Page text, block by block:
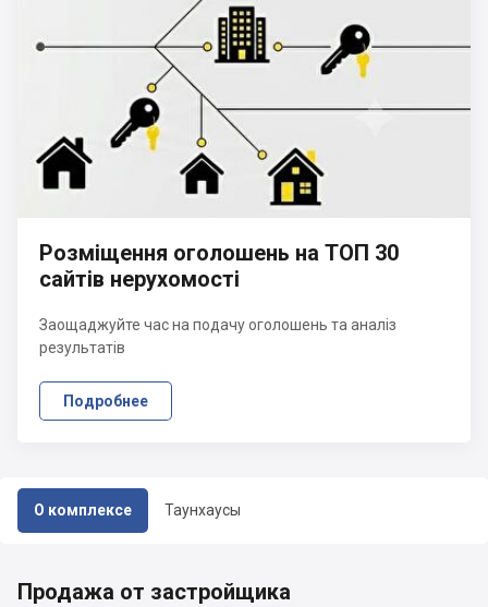
О комплексе Таунхаусы
Розміщення оголошень на ТОП 30
сайтів нерухомості
Заощаджуйте час на подачу оголошень та аналіз
результатів
Подробнее
Продажа от застройщика